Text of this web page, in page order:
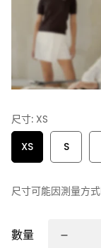
尺寸: XS
XS
S
尺寸可能因測量方
數量